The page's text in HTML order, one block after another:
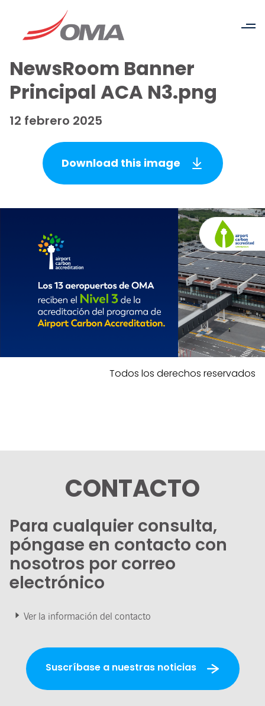
NewsRoom Banner
Principal ACA N3.png
12 febrero 2025
Download this image
Todos los derechos reservados
CONTACTO
Para cualquier consulta,
póngase en contacto con
nosotros por correo
electrónico
Ver la información del contacto
Suscríbase a nuestras noticias